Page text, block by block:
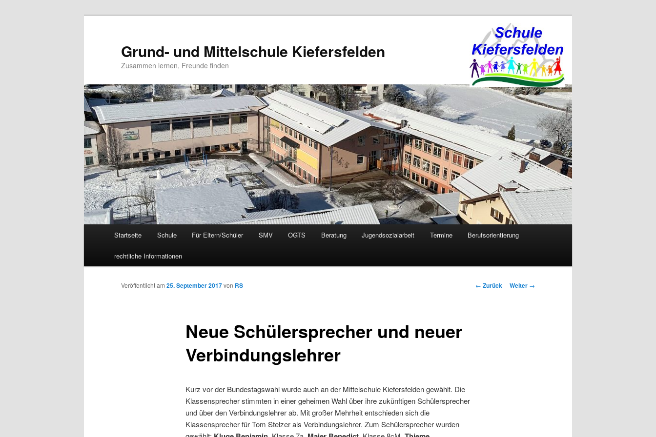
Grund- und Mittelschule Kiefersfelden
Zusammen lernen, Freunde finden
Zum
Inhalt
wechseln
Startseite Schule Für Eltern/Schüler SMV OGTS Beratung Jugendsozialarbeit Termine Berufsorientierung
rechtliche Informationen
Beitrags-
← Zurück Weiter →
Neue Schülersprecher und neuer
Verbindungslehrer
Veröffentlicht am 25. September 2017von RS
Kurz vor der Bundestagswahl wurde auch an der Mittelschule Kiefersfelden gewählt. Die
Klassensprecher stimmten in einer geheimen Wahl über ihre zukünftigen Schülersprecher
und über den Verbindungslehrer ab. Mit großer Mehrheit entschieden sich die
Klassensprecher für Tom Stelzer als Verbindungslehrer. Zum Schülersprecher wurden